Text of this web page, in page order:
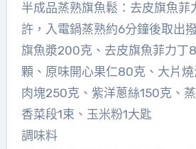
半成品蒸熟旗魚鬆：去皮旗魚
許，入電鍋蒸熟約6分鐘後取出
旗魚漿200克、去皮旗魚菲力丁
顆、原味開心果仁80克、大片
肉塊250克、紫洋蔥絲150克、
香菜段1束、玉米粉1大匙
調味料